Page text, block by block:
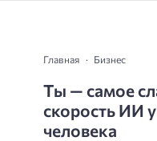
Главная Бизнес
Ты — самое
скорость ИИ
человека